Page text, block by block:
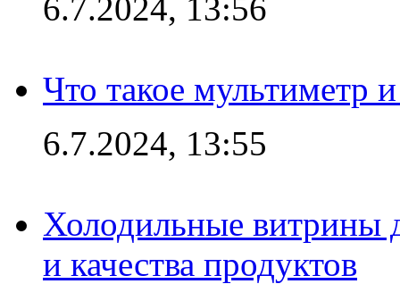
6.7.2024, 13:56
Что такое мультиметр
6.7.2024, 13:55
Холодильные витрины
и качества продуктов